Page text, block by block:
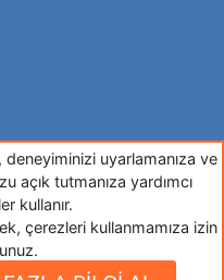
uyarlamanıza ve
açık tutmanıza yardımcı
kullanır.
çerezleri kullanmamıza izin